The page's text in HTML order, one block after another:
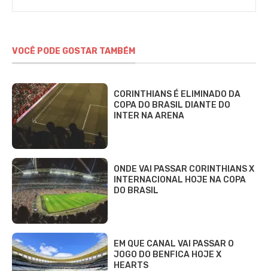
VOCÊ PODE GOSTAR TAMBÉM
CORINTHIANS É ELIMINADO DA
COPA DO BRASIL DIANTE DO
INTER NA ARENA
ONDE VAI PASSAR CORINTHIANS X
INTERNACIONAL HOJE NA COPA
DO BRASIL
EM QUE CANAL VAI PASSAR O
JOGO DO BENFICA HOJE X
HEARTS